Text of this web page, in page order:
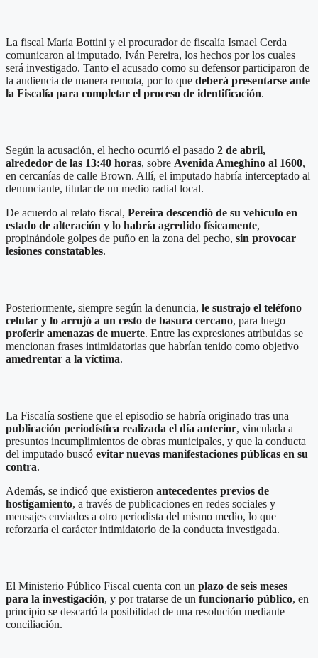
La fiscal María Bottini y el procurador de fiscalía Ismael Cerda
comunicaron al imputado, Iván Pereira, los hechos por los cuales
será investigado. Tanto el acusado como su defensor participaron de
la audiencia de manera remota, por lo que deberá presentarse ante
la Fiscalía para completar el proceso de identificación.
Según la acusación, el hecho ocurrió el pasado 2 de abril,
alrededor de las 13:40 horas, sobre Avenida Ameghino al 1600,
en cercanías de calle Brown. Allí, el imputado habría interceptado al
denunciante, titular de un medio radial local.
De acuerdo al relato fiscal, Pereira descendió de su vehículo en
estado de alteración y lo habría agredido físicamente,
propinándole golpes de puño en la zona del pecho, sin provocar
lesiones constatables.
Posteriormente, siempre según la denuncia, le sustrajo el teléfono
celular y lo arrojó a un cesto de basura cercano, para luego
proferir amenazas de muerte. Entre las expresiones atribuidas se
mencionan frases intimidatorias que habrían tenido como objetivo
amedrentar a la víctima.
La Fiscalía sostiene que el episodio se habría originado tras una
publicación periodística realizada el día anterior, vinculada a
presuntos incumplimientos de obras municipales, y que la conducta
del imputado buscó evitar nuevas manifestaciones públicas en su
contra.
Además, se indicó que existieron antecedentes previos de
hostigamiento, a través de publicaciones en redes sociales y
mensajes enviados a otro periodista del mismo medio, lo que
reforzaría el carácter intimidatorio de la conducta investigada.
El Ministerio Público Fiscal cuenta con un plazo de seis meses
para la investigación, y por tratarse de un funcionario público, en
principio se descartó la posibilidad de una resolución mediante
conciliación.